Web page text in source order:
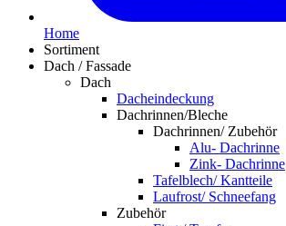
Home
Sortiment
Dach / Fassade
Dach
Dacheindeckung
Dachrinnen/Bleche
Dachrinnen/ Zubehör
Alu- Dachrinne
Zink- Dachrinne
Tafelblech/ Kantteile
Laufrost/ Schneefang
Zubehör